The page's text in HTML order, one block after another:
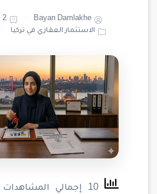
Bayan Damlakhe
2 يونيو, 2026
الاستثمار العقاري في تركيا